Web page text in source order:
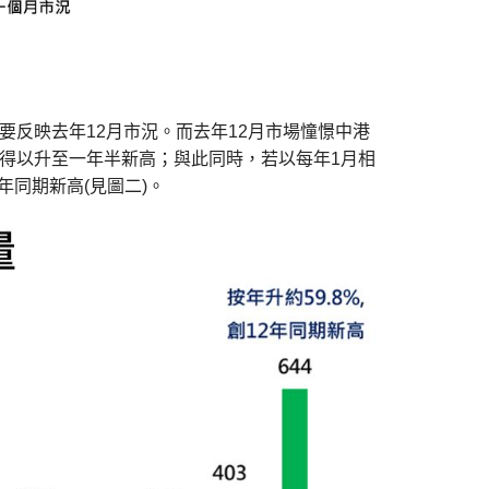
反映去年12月市況。而去年12月市場憧憬中港
以升至一年半新高；與此同時，若以每年1月相
同期新高(見圖二)。